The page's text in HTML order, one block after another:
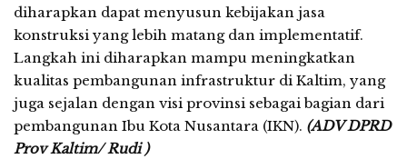
diharapkan dapat menyusun kebijakan jasa
konstruksi yang lebih matang dan implementatif.
Langkah ini diharapkan mampu meningkatkan
kualitas pembangunan infrastruktur di Kaltim, yang
juga sejalan dengan visi provinsi sebagai bagian dari
pembangunan Ibu Kota Nusantara (IKN). (ADV DPRD
Prov Kaltim/ Rudi )